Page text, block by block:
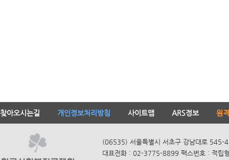
찾아오시는길 개인정보처리방침 사이트맵 ARS정보 원
(06535) 서울특별시 서초구 강남대로 545-
대표전화 : 02-3775-8899 팩스번호 : 적립